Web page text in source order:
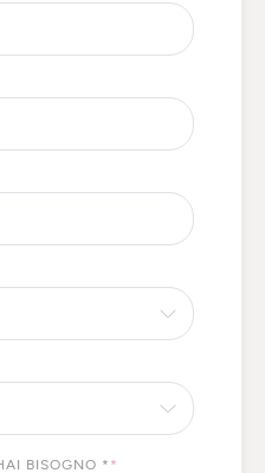
BISOGNO * *